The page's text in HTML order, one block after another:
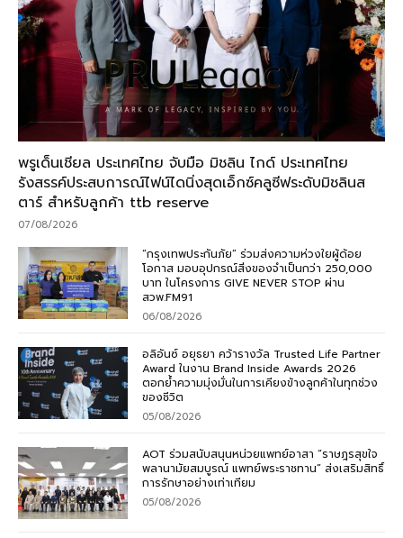
พรูเด็นเชียล ประเทศไทย จับมือ มิชลิน ไกด์ ประเทศไทย
รังสรรค์ประสบการณ์ไฟน์ไดนิ่งสุดเอ็กซ์คลูซีฟระดับมิชลินส
ตาร์ สำหรับลูกค้า ttb reserve
07/08/2026
“กรุงเทพประกันภัย” ร่วมส่งความห่วงใยผู้ด้อย
โอกาส มอบอุปกรณ์สิ่งของจำเป็นกว่า 250,000
บาท ในโครงการ GIVE NEVER STOP ผ่าน
สวพ.FM91
06/08/2026
อลิอันซ์ อยุธยา คว้ารางวัล Trusted Life Partner
Award ในงาน Brand Inside Awards 2026
ตอกย้ำความมุ่งมั่นในการเคียงข้างลูกค้าในทุกช่วง
ของชีวิต
05/08/2026
AOT ร่วมสนับสนุนหน่วยแพทย์อาสา “ราษฎรสุขใจ
พลานามัยสมบูรณ์ แพทย์พระราชทาน” ส่งเสริมสิทธิ์
การรักษาอย่างเท่าเทียม
05/08/2026